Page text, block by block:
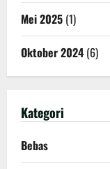
Mei 2025 (1)
Oktober 2024 (6)
Kategori
Bebas